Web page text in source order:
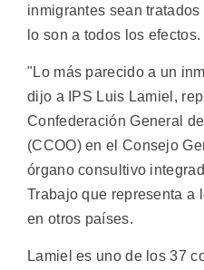
inmigrantes sean
lo son a todos los efectos.
"Lo más parecido a un
dijo a IPS Luis Lamiel,
Confederación General
(CCOO) en el Consejo
órgano consultivo
Trabajo que representa a
en otros países.
Lamiel es uno de los 37